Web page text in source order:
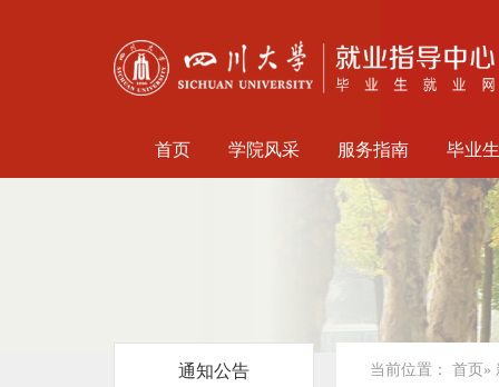
首页 学院风采 服务指南 毕业
通知公告 当前位置： 首页 »